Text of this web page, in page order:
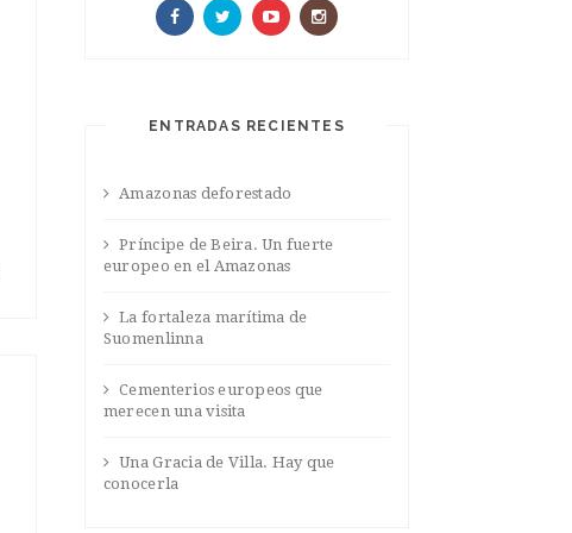
ENTRADAS RECIENTES
Amazonas deforestado
Príncipe de Beira. Un fuerte
europeo en el Amazonas
La fortaleza marítima de
Suomenlinna
Cementerios europeos que
merecen una visita
Una Gracia de Villa. Hay que
conocerla